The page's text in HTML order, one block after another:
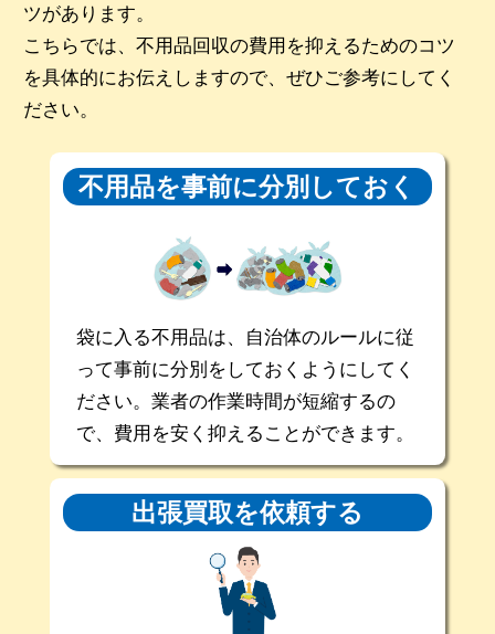
ツがあります。
こちらでは、不用品回収の費用を抑えるためのコツ
を具体的にお伝えしますので、ぜひご参考にしてく
ださい。
不用品を事前に分別しておく
袋に入る不用品は、自治体のルールに従
って事前に分別をしておくようにしてく
ださい。業者の作業時間が短縮するの
で、費用を安く抑えることができます。
出張買取を依頼する